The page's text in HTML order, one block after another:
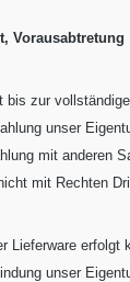
Vorausabtretung
bis zur
unser
mit anderen
mit Rechten
Lieferware erfolgt
unser